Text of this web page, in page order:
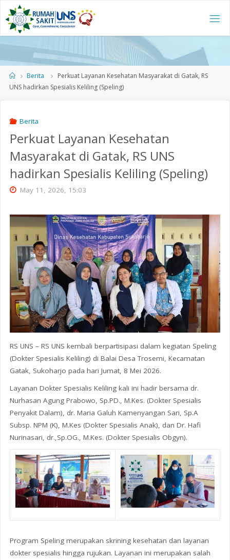
to
content
HomeBerita
Perkuat Layanan Kesehatan Masyarakat di Gatak, RS
UNS hadirkan Spesialis Keliling (Speling)
Berita
Perkuat Layanan Kesehatan
Masyarakat di Gatak, RS UNS
hadirkan Spesialis Keliling (Speling)
May 11, 2026, 15:03
RS UNS – RS UNS kembali berpartisipasi dalam kegiatan Speling
(Dokter Spesialis Keliling) di Balai Desa Trosemi, Kecamatan
Gatak, Sukoharjo pada hari Jumat, 8 Mei 2026.
Layanan Dokter Spesialis Keliling kali ini hadir bersama dr.
Nurhasan Agung Prabowo, Sp.PD., M.Kes. (Dokter Spesialis
Penyakit Dalam), dr. Maria Galuh Kamenyangan Sari, Sp.A
Subsp. NPM (K), M.Kes (Dokter Spesialis Anak), dan Dr. Hafi
Nurinasari, dr.,Sp.OG., M.Kes. (Dokter Spesialis Obgyn).
Program Speling merupakan skrining kesehatan dan layanan
dokter spesialis hingga rujukan. Layanan ini merupakan salah